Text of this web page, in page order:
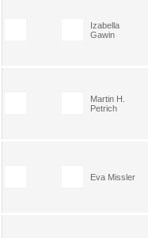
Izabella
Gawin
Martin H.
Petrich
Eva Missler